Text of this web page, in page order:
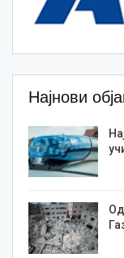
Најнови